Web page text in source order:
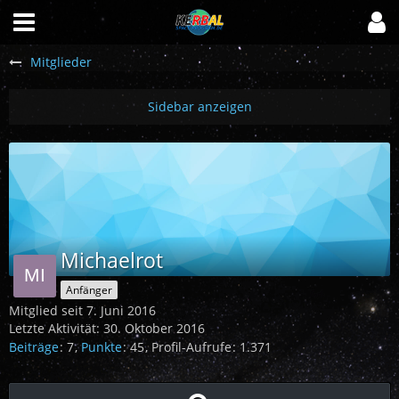
Mitglieder
Michaelrot
Anfänger
Mitglied seit 7. Juni 2016
Letzte Aktivität: 30. Oktober 2016
Beiträge 7 Punkte 45 Profil-Aufrufe 1.371